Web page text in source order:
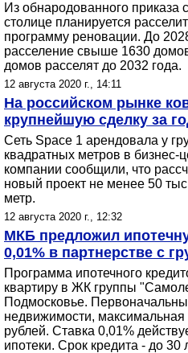
Из обнародованного приказа
столице планируется
программу реновации. До
расселение свыше 1630
домов расселят до 2032 года.
12 августа 2020 г., 14:11
На российском рынке
крупнейшую сделку за
Сеть Space 1 арендовала у
квадратных метров в
компании сообщили, что
новый проект не менее 50
метр.
12 августа 2020 г., 12:32
МКБ предложил
0,01% в партнерстве с
Программа ипотечного
квартиру в ЖК группы
Подмосковье.
недвижимости,
рублей. Ставка 0,01%
ипотеки. Срок кредита - до 30